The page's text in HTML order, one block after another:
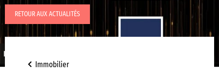
RETOUR AUX ACTUALITÉS
Immobilier